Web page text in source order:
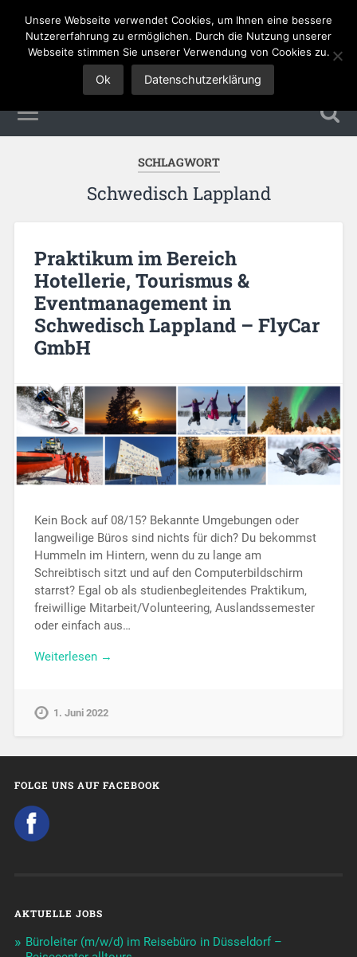
Tourismus Jobs
SCHLAGWORT
Schwedisch Lappland
Praktikum im Bereich
Hotellerie, Tourismus &
Eventmanagement in
Schwedisch Lappland – FlyCar
GmbH
Kein Bock auf 08/15? Bekannte Umgebungen oder
langweilige Büros sind nichts für dich? Du bekommst
Hummeln im Hintern, wenn du zu lange am
Schreibtisch sitzt und auf den Computerbildschirm
starrst? Egal ob als studienbegleitendes Praktikum,
freiwillige Mitarbeit/Volunteering, Auslandssemester
oder einfach aus…
Weiterlesen →
1. Juni 2022
FOLGE UNS AUF FACEBOOK
AKTUELLE JOBS
Büroleiter (m/w/d) im Reisebüro in Düsseldorf –
Unsere Webseite verwendet Cookies, um Ihnen eine bessere
Nutzererfahrung zu ermöglichen. Durch die Nutzung unserer
Webseite stimmen Sie unserer Verwendung von Cookies zu.
Ok Datenschutzerklärung